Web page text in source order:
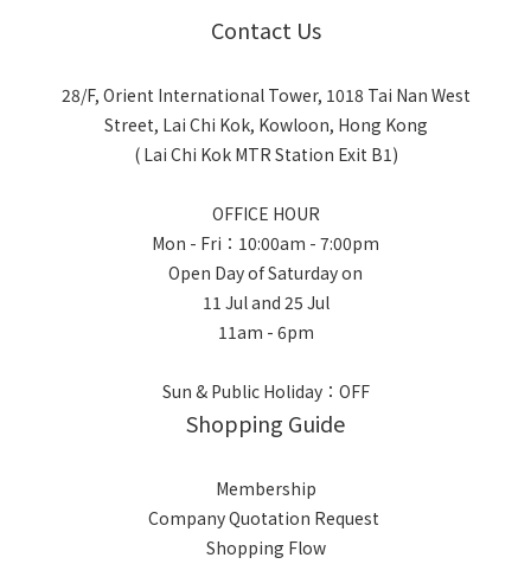
Contact Us
28/F, Orient International Tower, 1018 Tai Nan West
Street, Lai Chi Kok, Kowloon, Hong Kong
( Lai Chi Kok MTR Station Exit B1)
OFFICE HOUR
Mon - Fri：10:00am - 7:00pm
Open Day of Saturday on
11 Jul and 25 Jul
11am - 6pm
Sun & Public Holiday：OFF
Shopping Guide
Membership
Company Quotation Request
Shopping Flow